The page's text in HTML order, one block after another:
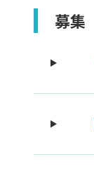
募集